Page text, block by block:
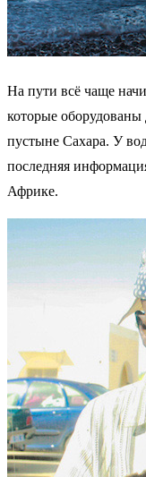
На пути всё чаще
которые
пустыне Сахара. У
последняя
Африке.